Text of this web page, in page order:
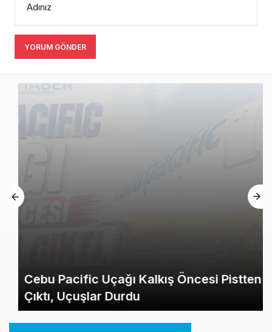
Adınız
YORUM GÖNDER
Cebu Pacific Uçağı Kalkış Öncesi Pistten
Çıktı, Uçuşlar Durdu